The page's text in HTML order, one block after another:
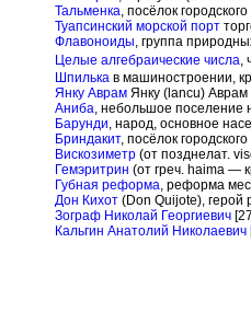
Тальменка, посёлок
Туапсинский морской порт
Флавоноиды, группа
Целые алгебраические числа,
Шпилька в машиностроении,
Янку Аврам Янку (lancu)
Аниба, небольшое поселение
Барунди, народ, основное
Бриндакит, посёлок
Вискозиметр (от позднелат.
Гемэритрин (от греч. haima —
Губная реформа, реформа
Дон Кихот (Don Quijote), герой
Зограф Николай Георгиевич
Кальгин Анатолий Николаевич